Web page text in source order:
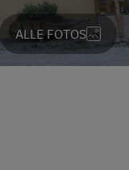
ALLE FOTOS